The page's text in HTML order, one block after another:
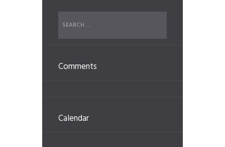
Comments
Calendar